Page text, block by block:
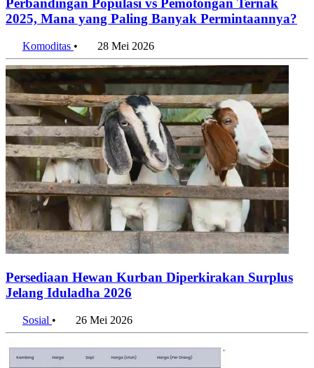
Perbandingan Populasi vs Pemotongan Ternak
Komoditas• 28 Mei 2026
Persediaan Hewan Kurban Diperkirakan Surplus
Sosial• 26 Mei 2026